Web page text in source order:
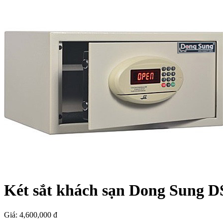
Két sắt khách sạn Dong Sung
Giá: 4,600,000 đ